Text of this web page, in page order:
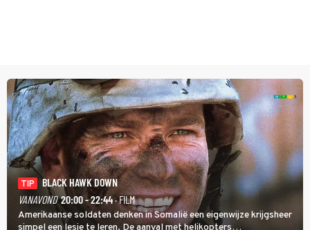
TIP
BLACK HAWK DOWN
VANAVOND 20:00 - 22:44· FILM
Amerikaanse soldaten denken in Somalië een eigenwijze krijgsheer
simpel een lesje te leren. De aanval met helikopters